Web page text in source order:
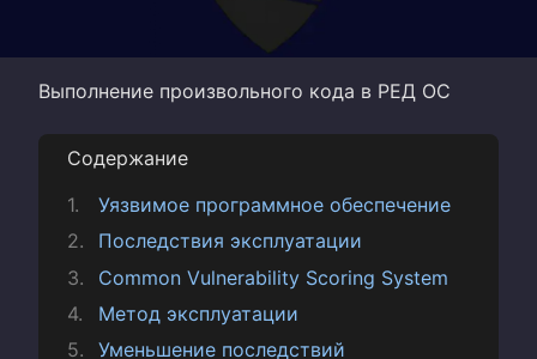
Выполнение произвольного кода в РЕД ОС
Содержание
Уязвимое программное обеспечение
Последствия эксплуатации
Common Vulnerability Scoring System
Метод эксплуатации
Уменьшение последствий